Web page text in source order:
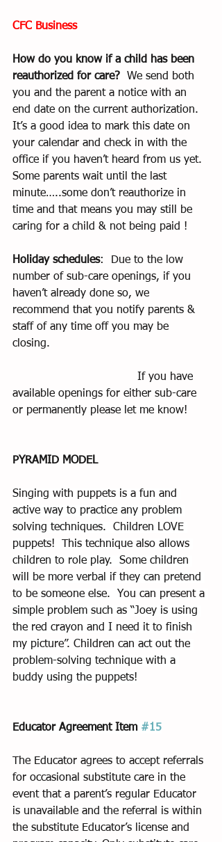
CFC Business
How do you know if a child has been
reauthorized for care?
  We send both
you and the parent a notice with an
end date on the current authorization.
It’s a good idea to mark this date on
your calendar and check in with the
office if you haven’t heard from us yet.
Some parents wait until the last
minute…..some don’t reauthorize in
time and that means you may still be
caring for a child & not being paid !
Holiday schedules:  Due to the low
number of sub-care openings, if you
haven’t already done so, we
recommend that you notify parents &
staff of any time off you may be
closing.
available openings for either sub-care
or permanently please let me know!
PYRAMID MODEL
Singing with puppets is a fun and
active way to practice any problem
solving techniques.  Children LOVE
puppets!  This technique also allows
children to role play.  Some children
will be more verbal if they can pretend
to be someone else.  You can present a
simple problem such as “Joey is using
the red crayon and I need it to finish
my picture”. Children can act out the
problem-solving technique with a
buddy using the puppets!
Educator Agreement Item #15
The Educator agrees to accept referrals
for occasional substitute care in the
event that a parent’s regular Educator
is unavailable and the referral is within
the substitute Educator’s license and